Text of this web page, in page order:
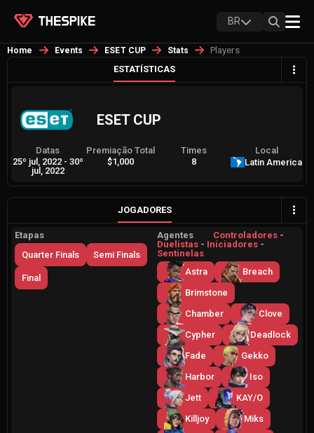
BR
Home Events ESET CUP Stats
Players
ESTATÍSTICAS
ESET CUP
Datas
25º jul, 2022 - 30º
jul, 2022
Premiação Total
$1,000
Times
8
Local
Latin America
JOGADORES
Etapas
Quarter Finals
Semi Finals
Final
Agentes Controladores -
Duelistas - Iniciadores -
Sentinelas
Astra
Breach
Brimstone
Chamber
Clove
Cypher
Deadlock
Fade
Gekko
Harbor
Iso
Jett
KAY/O
Killjoy
Miks